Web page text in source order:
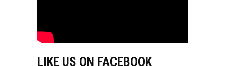
LIKE US ON FACEBOOK